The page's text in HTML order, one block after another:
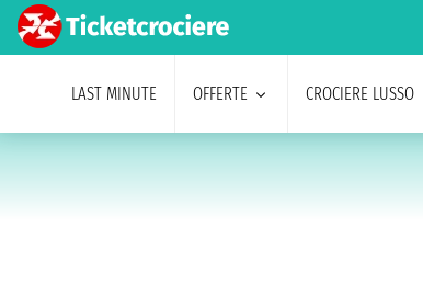
LAST MINUTE OFFERTE CROCIERE LUSSO